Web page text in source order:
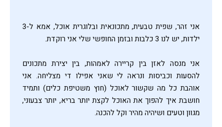
אני זהר, שפית טבעית, מתכונאית ובלוגרית אוכל, אמא ל-3
ילדות, יש לנו 3 כלבות ובזמן החופשי שלי אני רוקדת.
אני מנסה לאזן בין קריירה לאמהות, בין יצירת מתכונים
להסעות וכביסות ונראה לי שאני אפילו די מצליחה. אני
אוהבת כל מה שקשור לאוכל (חוץ משטיפת כלים) ותמיד
חושבת איך להפוך את האוכל לקצת יותר בריא, יותר צבעוני,
מגוון וטעים ושיהיה מהיר וקל להכנה.